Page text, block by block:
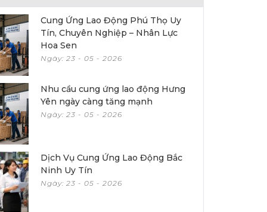
Cung Ứng Lao Động Phú Thọ Uy
Tín, Chuyên Nghiệp – Nhân Lực
Hoa Sen
Ngày: 23 - 05 - 2026
Nhu cầu cung ứng lao động Hưng
Yên ngày càng tăng mạnh
Ngày: 23 - 05 - 2026
Dịch Vụ Cung Ứng Lao Động Bắc
Ninh Uy Tín
Ngày: 23 - 05 - 2026